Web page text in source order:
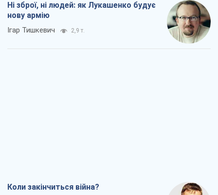
Ні зброї, ні людей: як Лукашенко будує
нову армію
Ігар Тишкевич 2,9 т.
Коли закінчиться війна?